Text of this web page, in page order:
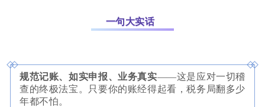
一句大实话
规范记账、如实申报、业务真实——这是应对一切稽
查的终极法宝。只要你的账经得起看，税务局翻多少
年都不怕。